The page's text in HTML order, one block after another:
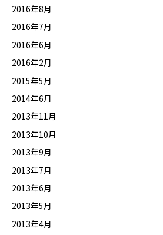
2016年8月
2016年7月
2016年6月
2016年2月
2015年5月
2014年6月
2013年11月
2013年10月
2013年9月
2013年7月
2013年6月
2013年5月
2013年4月